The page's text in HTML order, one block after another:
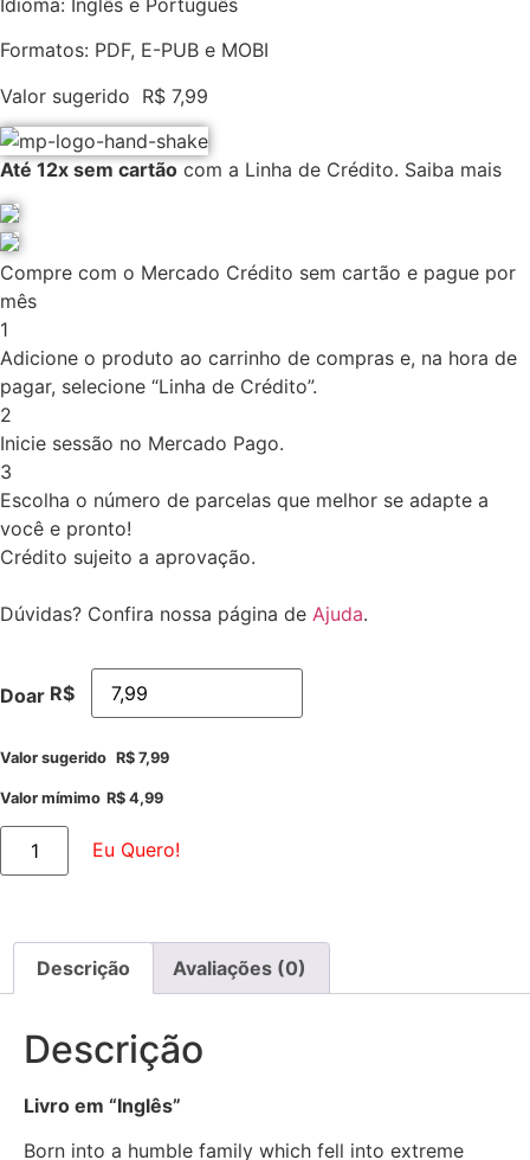
Idioma: Inglês e Português
Formatos: PDF, E-PUB e MOBI
Valor sugerido R$ 7,99
Até 12x sem cartão com a Linha de Crédito. Saiba mais
Compre com o Mercado Crédito sem cartão e pague por
mês
1
Adicione o produto ao carrinho de compras e, na hora de
pagar, selecione “Linha de Crédito”.
2
Inicie sessão no Mercado Pago.
3
Escolha o número de parcelas que melhor se adapte a
você e pronto!
Crédito sujeito a aprovação.
Dúvidas? Confira nossa página de Ajuda.
Doar R$
Valor sugerido R$ 7,99
Valor mímimo R$ 4,99
Eu Quero!
Descrição Avaliações (0)
Descrição
Livro em “Inglês”
Born into a humble family which fell into extreme